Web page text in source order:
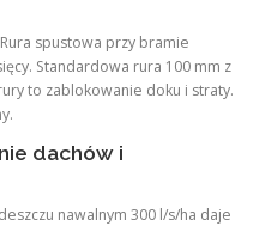
spustowa przy bramie
Standardowa rura 100 mm z
to zablokowanie doku i straty.
dachów i
nawalnym 300 l/s/ha daje